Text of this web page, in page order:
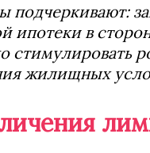
подчеркивают:
ипотеки в
стимулировать
жилищных